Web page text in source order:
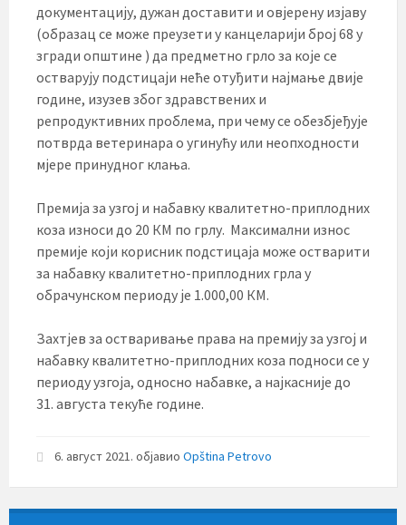
документацију, дужан доставити и овјерену изјаву
(образац се може преузети у канцеларији број 68 у
згради општине ) да пред­мет­но гр­ло за ко­је се
оства­ру­ју под­сти­цаји не­ће оту­ђи­ти најмање двије
го­ди­не, из­у­зев због здравствених и
репродуктивних про­бле­ма, при чему се обезбјеђује
потврда вете­ри­на­ра о уги­ну­ћу или нео­п­ход­но­сти
мје­ре при­нуд­ног клања.
Премија за узгоj и набавку квалитетно-приплодних
коза износи до 20 КМ по грлу. Максимални износ
премије који корисник подстицаја може остварити
за набавку квалитетно-приплодних грла у
обрачунском периоду је 1.000,00 КМ.
Захтјев за остваривање права на премију за узгој и
набавку квалитетно-приплодних коза подноси се у
периоду узгоја, односно набавке, а најкасније до
31. августа текуће године.
6. август 2021. објавио Opština Petrovo